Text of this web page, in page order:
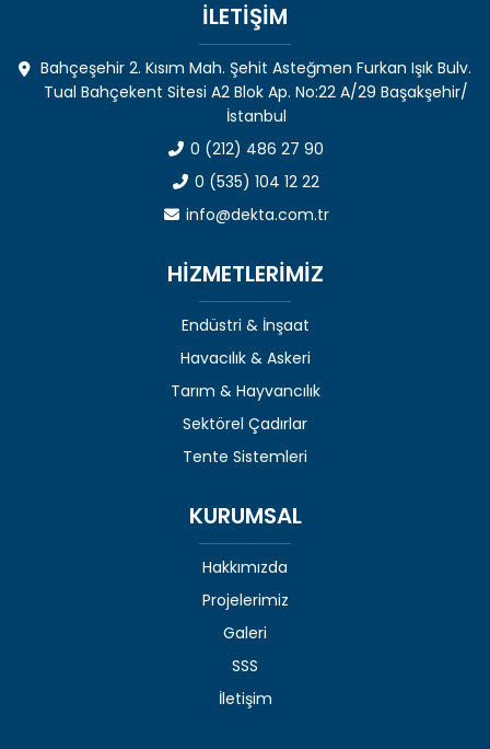
İLETİŞİM
Bahçeşehir 2. Kısım Mah. Şehit Asteğmen Furkan Işık Bulv.
Tual Bahçekent Sitesi A2 Blok Ap. No:22 A/29 Başakşehir/
İstanbul
0 (212) 486 27 90
0 (535) 104 12 22
info@dekta.com.tr
HİZMETLERİMİZ
Endüstri & İnşaat
Havacılık & Askeri
Tarım & Hayvancılık
Sektörel Çadırlar
Tente Sistemleri
KURUMSAL
Hakkımızda
Projelerimiz
Galeri
SSS
İletişim